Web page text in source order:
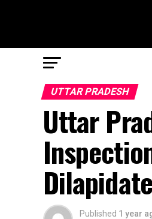
UTTAR PRADESH
Uttar
Published 1 year